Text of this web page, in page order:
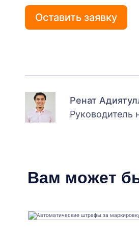
Оставить заявку
Ренат
Руководитель
Вам может